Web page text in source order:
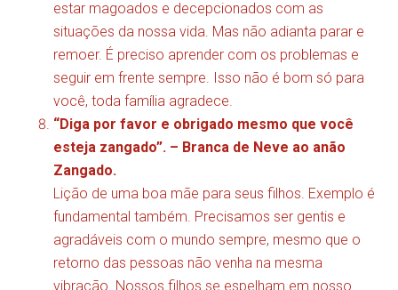
estar magoados e decepcionados com as
situações da nossa vida. Mas não adianta parar e
remoer. É preciso aprender com os problemas e
seguir em frente sempre. Isso não é bom só para
você, toda família agradece.
“Diga por favor e obrigado mesmo que você
esteja zangado”. – Branca de Neve ao anão
Zangado.
Lição de uma boa mãe para seus filhos. Exemplo é
fundamental também. Precisamos ser gentis e
agradáveis com o mundo sempre, mesmo que o
retorno das pessoas não venha na mesma
vibração. Nossos filhos se espelham em nosso